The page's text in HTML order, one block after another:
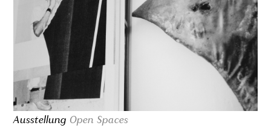
Ausstellung Open Spaces